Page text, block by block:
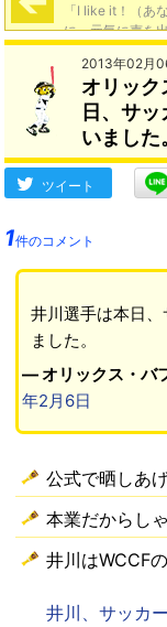
「I like it！（あ
に、元気に声を
好きだよ）」
only（僕には声
ら）」
2013年02月
オリック
日、サ
いました
ツイート
1件のコメント
井川選手は本日
ました。
— オリックス・バ
年2月6日
公式で晒しあ
本業だからし
井川はWCCF
井川、サッカ